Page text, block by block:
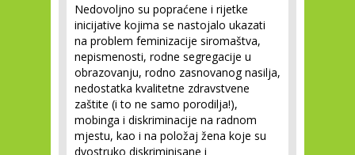
Nedovoljno su popraćene i rijetke
inicijative kojima se nastojalo ukazati
na problem feminizacije siromaštva,
nepismenosti, rodne segregacije u
obrazovanju, rodno zasnovanog nasilja,
nedostatka kvalitetne zdravstvene
zaštite (i to ne samo porodilja!),
mobinga i diskriminacije na radnom
mjestu, kao i na položaj žena koje su
dvostruko diskriminisane i